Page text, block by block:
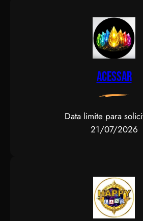
Acessar
Data limite para
21/07/2026